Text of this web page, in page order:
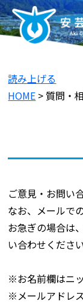
読み上げる
HOME > 質問・
ご意見・お問い
なお、メールで
お急ぎの場合は
い合わせください
※お名前欄はニ
※メールアドレ